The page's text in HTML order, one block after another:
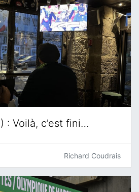
: Voilà, c’est fini…
Richard Coudrais